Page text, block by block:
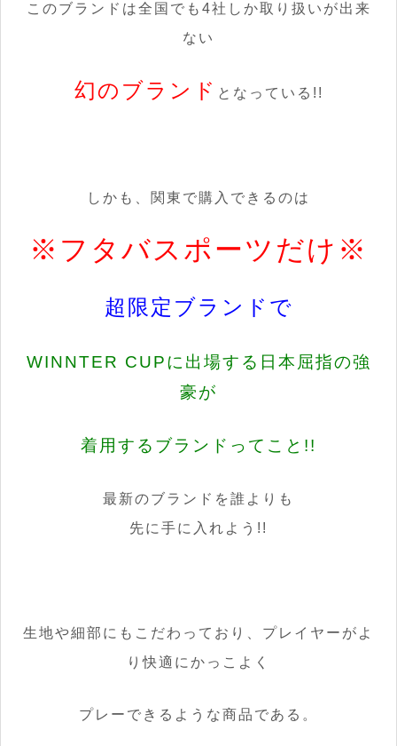
このブランドは全国でも4社しか取り扱いが出来
ない
幻のブランド となっている!!
しかも、関東で購入できるのは
※フタバスポーツだけ※
超限定ブランドで
WINNTER CUPに出場する日本屈指の強
豪が
着用するブランドってこと!!
最新のブランドを誰よりも
先に手に入れよう!!
生地や細部にもこだわっており、プレイヤーがよ
り快適にかっこよく
プレーできるような商品である。